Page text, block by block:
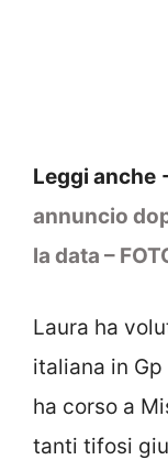
Leggi anche
annuncio
la data –
Laura ha
italiana in
ha corso a
tanti tifosi